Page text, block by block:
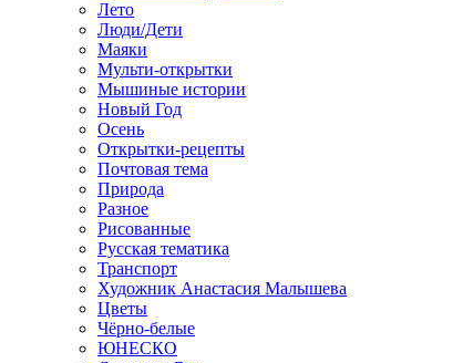
Лето
Люди/Дети
Маяки
Мульти-открытки
Мышиные истории
Новый Год
Осень
Открытки-рецепты
Почтовая тема
Природа
Разное
Рисованные
Русская тематика
Транспорт
Художник Анастасия Малышева
Цветы
Чёрно-белые
ЮНЕСКО